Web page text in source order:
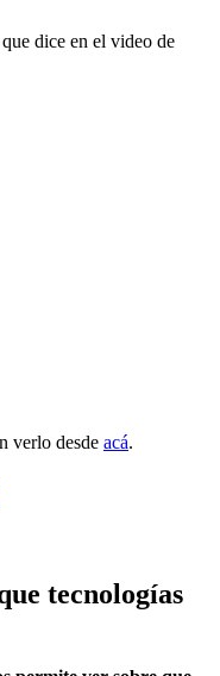
dice en el video de
verlo desde acá.
tecnologías